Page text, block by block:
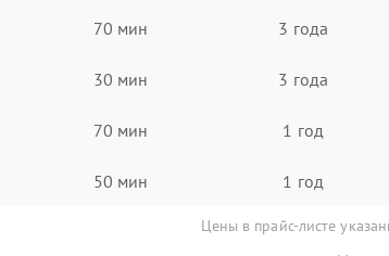
70 мин 3 года
30 мин 3 года
70 мин 1 год
50 мин 1 год
Цены в прайс-листе